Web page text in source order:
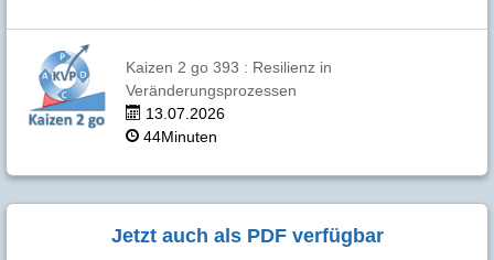
Kaizen 2 go 393 : Resilienz in
Veränderungsprozessen
13.07.2026
44Minuten
Jetzt auch als PDF verfügbar